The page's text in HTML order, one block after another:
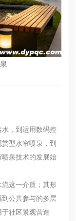
，到运用数码控
型水帘喷泉，到
泉技术的发展始
这一介质；其形
公共参与的多层
社区景观营造